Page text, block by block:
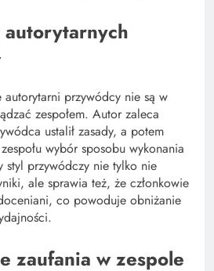
autorytarnych
autorytarni przywódcy nie są w
zespołem. Autor zaleca
ustalił zasady, a potem
wybór sposobu wykonania
styl przywódczy nie tylko nie
ale sprawia też, że członkowie
co powoduje obniżanie
zaufania w zespole